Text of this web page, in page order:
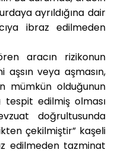
ayrıldığına dair
ibraz edilmeden
aracın rizikonun
veya aşmasın,
mümkün olduğunun
edilmiş olması
doğrultusunda
çekilmiştir” kaşeli
edilmeden tazminat